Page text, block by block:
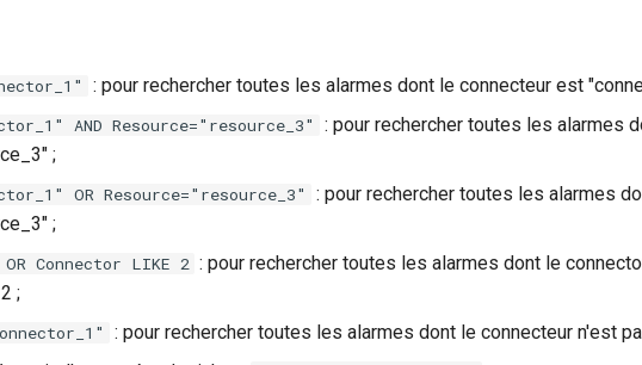
: pour rechercher toutes les alarmes dont le connecteur est
AND Resource="resource_3"
: pour rechercher toutes les alarmes
;
OR Resource="resource_3"
: pour rechercher toutes les alarmes
;
Connector LIKE 2 : pour rechercher toutes les alarmes dont le
;
: pour rechercher toutes les alarmes dont le connecteur n'est